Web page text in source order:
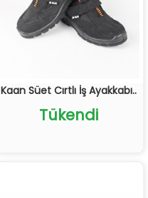
Kaan Süet Cırtlı İş Ayakkabı..
Tükendi